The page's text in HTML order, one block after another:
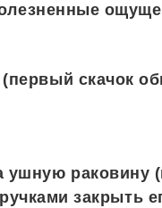
(первый скачок
раковину
закрыть